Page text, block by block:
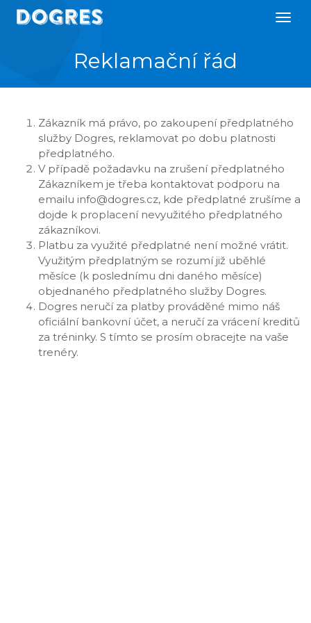
Reklamační řád
Zákazník má právo, po zakoupení předplatného
služby Dogres, reklamovat po dobu platnosti
předplatného.
V případě požadavku na zrušení předplatného
Zákazníkem je třeba kontaktovat podporu na
emailu info@dogres.cz, kde předplatné zrušíme a
dojde k proplacení nevyužitého předplatného
zákazníkovi.
Platbu za využité předplatné není možné vrátit.
Využitým předplatným se rozumí již uběhlé
měsíce (k poslednímu dni daného měsíce)
objednaného předplatného služby Dogres.
Dogres neručí za platby prováděné mimo náš
oficiální bankovní účet, a neručí za vrácení kreditů
za tréninky. S tímto se prosím obracejte na vaše
trenéry.